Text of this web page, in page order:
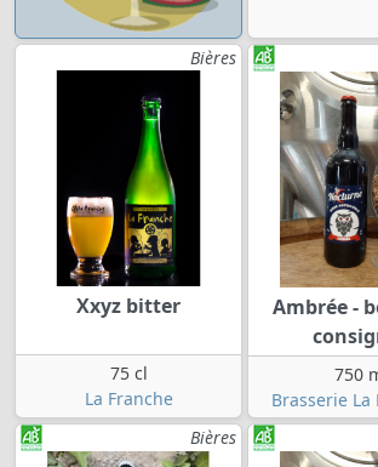
Bières
Xxyz bitter
75 cl
La Franche
Ambrée -
750
Brasserie
Bières